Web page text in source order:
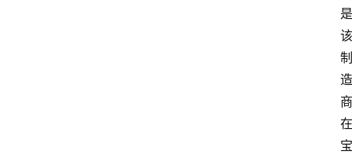
是
该
制
造
商
在
宝